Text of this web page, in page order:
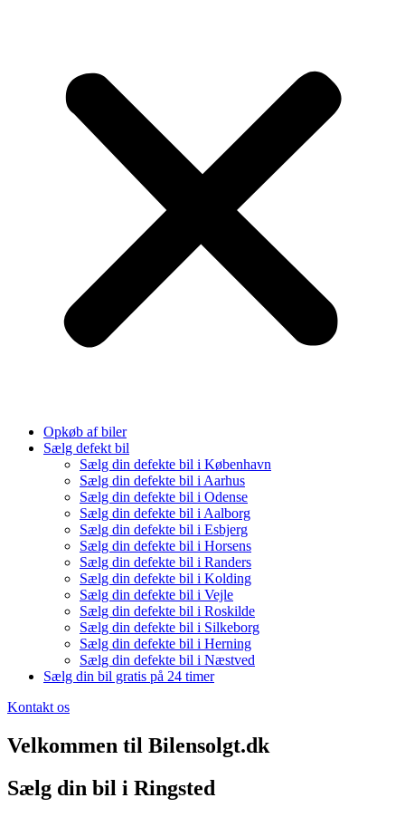
Opkøb af biler
Sælg defekt bil
Sælg din defekte bil i København
Sælg din defekte bil i Aarhus
Sælg din defekte bil i Odense
Sælg din defekte bil i Aalborg
Sælg din defekte bil i Esbjerg
Sælg din defekte bil i Horsens
Sælg din defekte bil i Randers
Sælg din defekte bil i Kolding
Sælg din defekte bil i Vejle
Sælg din defekte bil i Roskilde
Sælg din defekte bil i Silkeborg
Sælg din defekte bil i Herning
Sælg din defekte bil i Næstved
Sælg din bil gratis på 24 timer
Kontakt os
Velkommen til Bilensolgt.dk
Sælg din bil i Ringsted